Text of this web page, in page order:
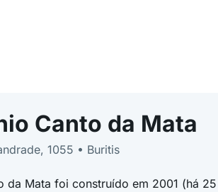
Canto da Mata
1055 • Buritis
da Mata foi construído em 2001 (há 25